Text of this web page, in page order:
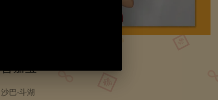
曹嘉莹
沙巴-斗湖